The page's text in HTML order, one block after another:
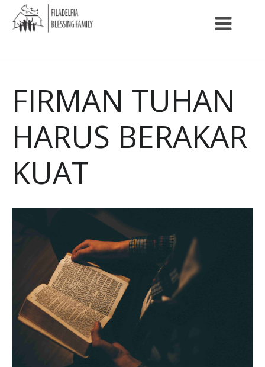
FIRMAN TUHAN
HARUS BERAKAR
KUAT